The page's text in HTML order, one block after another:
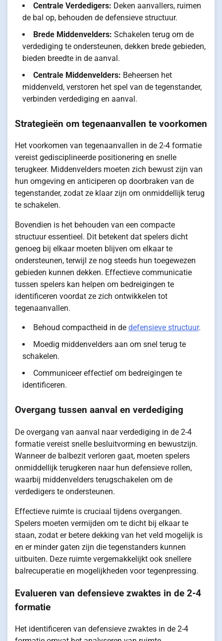
Centrale Verdedigers: Deken aanvallers, ruimen
de bal op, behouden de defensieve structuur.
Brede Middenvelders: Schakelen terug om de
verdediging te ondersteunen, dekken brede gebieden,
bieden breedte in de aanval.
Centrale Middenvelders: Beheersen het
middenveld, verstoren het spel van de tegenstander,
verbinden verdediging en aanval.
Strategieën om tegenaanvallen te voorkomen
Het voorkomen van tegenaanvallen in de 2-4 formatie
vereist gedisciplineerde positionering en snelle
terugkeer. Middenvelders moeten zich bewust zijn van
hun omgeving en anticiperen op doorbraken van de
tegenstander, zodat ze klaar zijn om onmiddellijk terug
te schakelen.
Bovendien is het behouden van een compacte
structuur essentieel. Dit betekent dat spelers dicht
genoeg bij elkaar moeten blijven om elkaar te
ondersteunen, terwijl ze nog steeds hun toegewezen
gebieden kunnen dekken. Effectieve communicatie
tussen spelers kan helpen om bedreigingen te
identificeren voordat ze zich ontwikkelen tot
tegenaanvallen.
Behoud compactheid in de defensieve structuur.
Moedig middenvelders aan om snel terug te
schakelen.
Communiceer effectief om bedreigingen te
identificeren.
Overgang tussen aanval en verdediging
De overgang van aanval naar verdediging in de 2-4
formatie vereist snelle besluitvorming en bewustzijn.
Wanneer de balbezit verloren gaat, moeten spelers
onmiddellijk terugkeren naar hun defensieve rollen,
waarbij middenvelders terugschakelen om de
verdedigers te ondersteunen.
Effectieve ruimte is cruciaal tijdens overgangen.
Spelers moeten vermijden om te dicht bij elkaar te
staan, zodat er betere dekking van het veld mogelijk is
en er minder gaten zijn die tegenstanders kunnen
uitbuiten. Deze ruimte vergemakkelijkt ook snellere
balrecuperatie en mogelijkheden voor tegenpressing.
Evalueren van defensieve zwaktes in de 2-4
formatie
Het identificeren van defensieve zwaktes in de 2-4